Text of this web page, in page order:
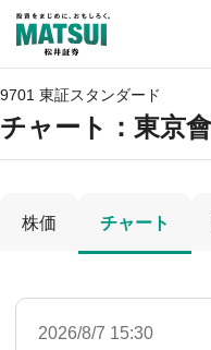
9701 東証スタンダード
チャート： 東京
株価 チャート
2026/8/7 15:30